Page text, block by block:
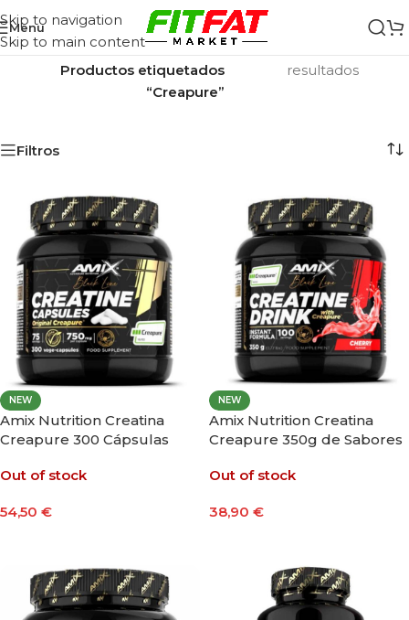
Skip to navigation
Skip to main content
Menu
Inicio/
Productos etiquetados
“Creapure”
resultados
Filtros
NEW
Amix Nutrition Creatina
Creapure 300 Cápsulas
Out of stock
54,50 €
NEW
Amix Nutrition Creatina
Creapure 350g de Sabores
Out of stock
38,90 €